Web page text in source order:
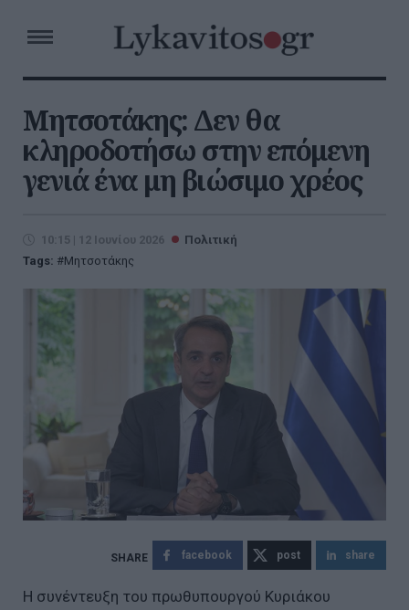
Μητσοτάκης: Δεν θα
κληροδοτήσω στην επόμενη
γενιά ένα μη βιώσιμο χρέος
10:15 | 12 Ιουνίου 2026
Πολιτική
Tags:
Μητσοτάκης
facebook post share
Η συνέντευξη του πρωθυπουργού Κυριάκου